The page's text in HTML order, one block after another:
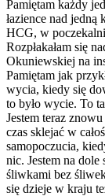
Pamiętam każdy
łazience nad
HCG, w
Rozpłakałam się
Okuniewskiej na
Pamiętam jak
wycia, kiedy się
to było wycie. To
Jestem teraz
czas sklejać w
samopoczucia,
nic. Jestem na
śliwkami bez
się dzieje w kraju